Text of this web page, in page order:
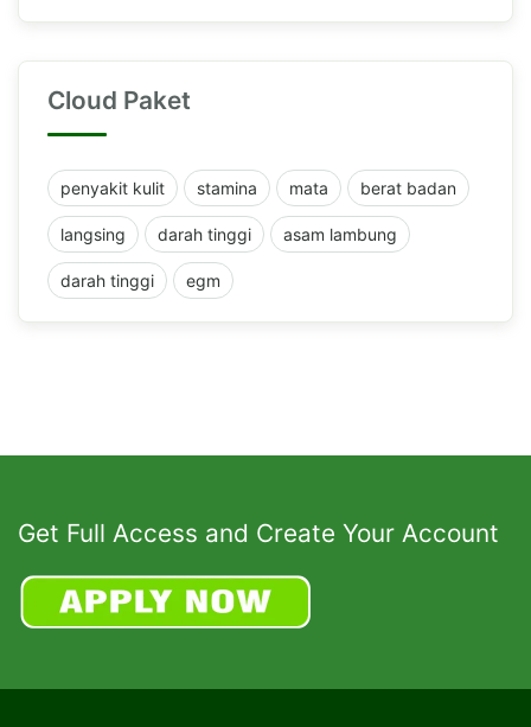
Cloud Paket
penyakit kulit stamina mata berat badan
langsing darah tinggi asam lambung
darah tinggi egm
Get Full Access and Create Your Account